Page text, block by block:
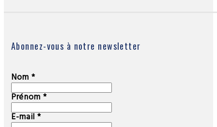
Abonnez-vous à notre newsletter
Nom *
Prénom *
E-mail *